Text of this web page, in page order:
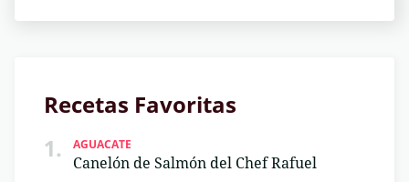
Recetas Favoritas
1.
AGUACATE
Canelón de Salmón del Chef Rafuel